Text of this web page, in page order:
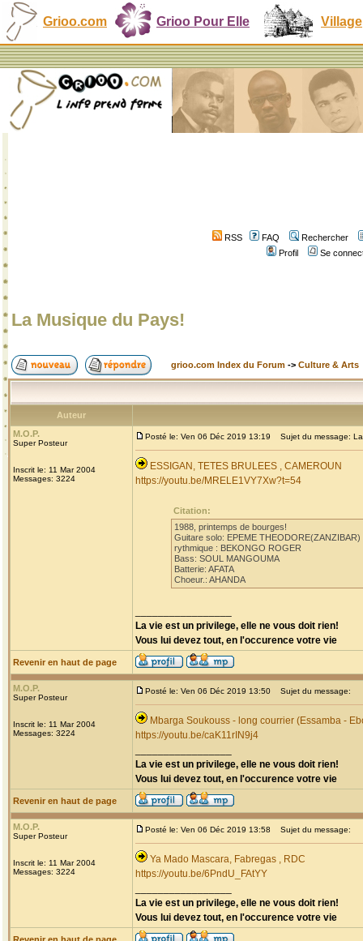
Grioo.com Grioo Pour Elle Village
RSS FAQ
Rechercher
Profil
Se
La Musique du Pays!
grioo.com Index du Forum -> Culture & Arts
Auteur
M.O.P.
Super Posteur
Inscrit le: 11 Mar 2004
Messages: 3224
Posté le: Ven 06 Déc 2019 13:19 Sujet du message:
ESSIGAN, TETES BRULEES , CAMEROUN
https://youtu.be/MRELE1VY7Xw?t=54
Citation:
1988, printemps de bourges!
Guitare solo: EPEME THEODORE(ZANZIBAR)
rythmique : BEKONGO ROGER
Bass: SOUL MANGOUMA
Batterie: AFATA
Choeur.: AHANDA
La vie est un privilege, elle ne vous doit rien!
Vous lui devez tout, en l'occurence votre vie
Revenir en haut de page
M.O.P.
Super Posteur
Inscrit le: 11 Mar 2004
Messages: 3224
Posté le: Ven 06 Déc 2019 13:50 Sujet du message:
Mbarga Soukouss - long courrier (Essamba -
https://youtu.be/caK11rIN9j4
La vie est un privilege, elle ne vous doit rien!
Vous lui devez tout, en l'occurence votre vie
Revenir en haut de page
M.O.P.
Super Posteur
Inscrit le: 11 Mar 2004
Messages: 3224
Posté le: Ven 06 Déc 2019 13:58 Sujet du message:
Ya Mado Mascara, Fabregas , RDC
https://youtu.be/6PndU_FAtYY
La vie est un privilege, elle ne vous doit rien!
Vous lui devez tout, en l'occurence votre vie